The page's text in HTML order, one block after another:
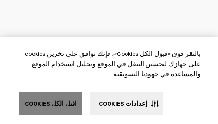
بالنقر فوق «قبول الكل Cookies»، فإنك توافق على تخزين cookies
على جهازك لتحسين التنقل في الموقع وتحليل استخدام الموقع
والمساعدة في جهودنا التسويقية.
اقبل الكل COOKIES إعدادات COOKIES